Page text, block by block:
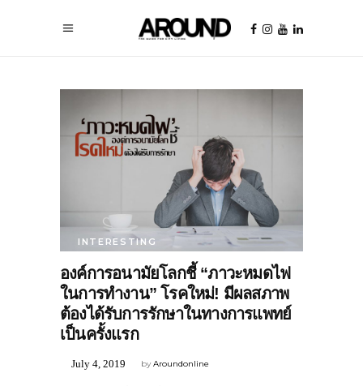
INTERESTING
องค์การอนามัยโลกชี้ “ภาวะหมดไฟ
ในการทำงาน” โรคใหม่! มีผลสภาพ
ต้องได้รับการรักษาในทางการแพทย์
เป็นครั้งแรก
byAroundonline
July 4, 2019